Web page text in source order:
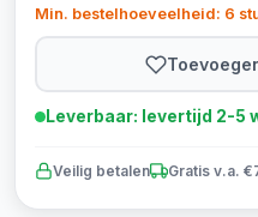
Min. bestelhoeveelheid: 6
Leverbaar: levertijd 2-5
Veilig betalen Gratis v.a.